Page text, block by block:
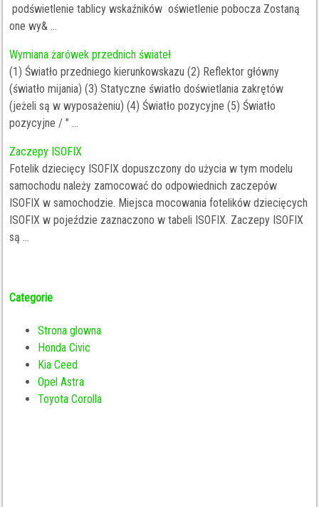
podświetlenie tablicy wskaźników oświetlenie pobocza Zostaną
one wy& ...
Wymiana żarówek przednich świateł
(1) Światło przedniego kierunkowskazu (2) Reflektor główny
(światło mijania) (3) Statyczne światło doświetlania zakrętów
(jeżeli są w wyposażeniu) (4) Światło pozycyjne (5) Światło
pozycyjne / " ...
Zaczepy ISOFIX
Fotelik dziecięcy ISOFIX dopuszczony do użycia w tym modelu
samochodu należy zamocować do odpowiednich zaczepów
ISOFIX w samochodzie. Miejsca mocowania fotelików dziecięcych
ISOFIX w pojeździe zaznaczono w tabeli ISOFIX. Zaczepy ISOFIX
są ...
Categorie
Strona glowna
Honda Civic
Kia Ceed
Opel Astra
Toyota Corolla